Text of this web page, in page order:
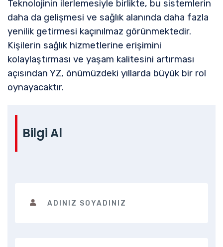
Teknolojinin ilerlemesiyle birlikte, bu sistemlerin
daha da gelişmesi ve sağlık alanında daha fazla
yenilik getirmesi kaçınılmaz görünmektedir.
Kişilerin sağlık hizmetlerine erişimini
kolaylaştırması ve yaşam kalitesini artırması
açısından YZ, önümüzdeki yıllarda büyük bir rol
oynayacaktır.
Bilgi Al